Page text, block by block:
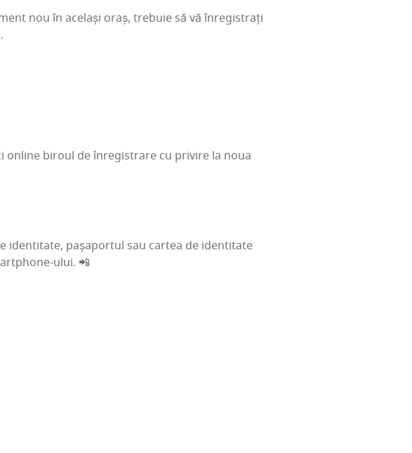
nou în ace­lași oraș, tre­bu­ie să vă înre­gis­trați
biro­ul de înre­gis­tra­re cu pri­vi­re la noua
iden­ti­ta­te, pașa­por­tul sau car­tea de iden­ti­ta­te
ului. 📲